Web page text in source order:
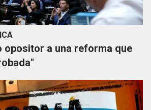
opositor a una reforma que